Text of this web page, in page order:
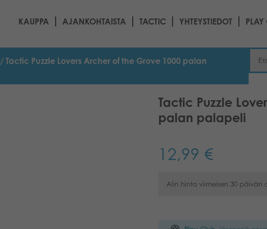
KAUPPA AJANKOHTAISTA TACTIC YHTEYSTIEDOT PLAY
/ Tactic Puzzle Lovers Archer of the Grove 1000 palan
Tactic Puzzle
palan palapeli
12,99 €
Alin hinta viimeisen 30 päivän